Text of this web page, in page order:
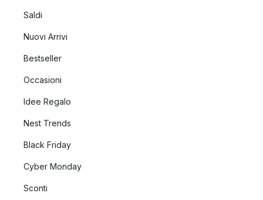
Saldi
Nuovi Arrivi
Bestseller
Occasioni
Idee Regalo
Nest Trends
Black Friday
Cyber Monday
Sconti